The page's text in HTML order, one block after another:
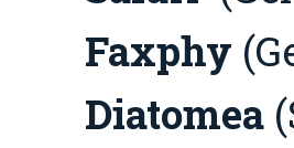
Faxphy
Diatomea